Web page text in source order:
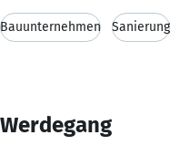
Bauunternehmen Sanierung
Werdegang